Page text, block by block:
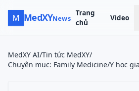
M MedXYNews
Trang
chủ
Video
MedXY AI/Tin tức MedXY/
Chuyên mục: Family Medicine/Y học